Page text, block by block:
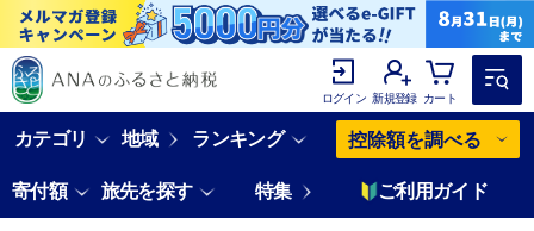
ログイン 新規登録 カート
カテゴリ 地域 ランキング 控除額を調べる
寄付額 旅先を探す 特集 ご利用ガイド